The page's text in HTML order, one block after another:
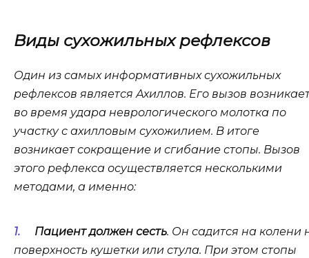
Виды сухожильных рефлексов
Один из самых информативных сухожильных
рефлексов является Ахиллов. Его вызов
во время удара неврологического молотка по
участку с ахилловым сухожилием. В итоге
возникает сокращение и сгибание стопы. Вызов
этого рефлекса осуществляется несколькими
методами, а именно:
Пациент должен сесть. Он садится на колени
поверхность кушетки или стула. При этом стопы